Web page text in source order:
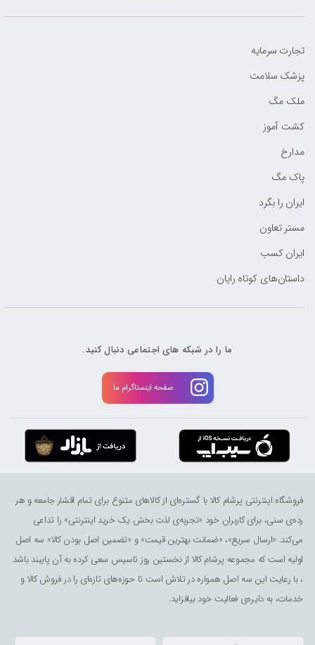
تجارت سرمایه
پزشک سلامت
ملک مگ
کشت آموز
مدارخ
پاک مگ
ایران را بگرد
مستر تعاون
ایران کسب
داستان‌های کوتاه رایان
ما را در شبکه های اجتماعی دنبال کنید.
صفحه اینستاگرام ما
فروشگاه اینترنتی پرشام کالا با گستره‌ای از کالاهای متنوع برای تمام اقشار جامعه و هر
رده‌ی سنی، برای کاربران خود «تجربه‌ی لذت ‌بخش یک خرید اینترنتی» را تداعی
می‌کند. «ارسال سریع»، «ضمانت بهترین قیمت» و «تضمین اصل بودن کالا» سه اصل
اولیه است که مجموعه پرشام کالا از نخستین روز تاسیس سعی کرده به آن پایبند باشد
، با رعایت این سه اصل همواره در تلاش است تا حوزه‌های تازه‌ای را در فروش کالا و
خدمات، به دایره‌ی فعالیت خود بیافزاید.